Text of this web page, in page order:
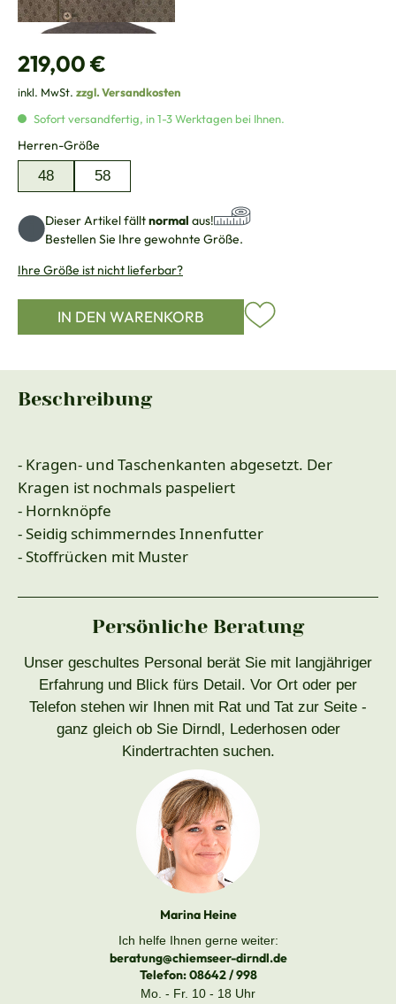
Regulärer Preis:
219,00 €
inkl. MwSt. zzgl. Versandkosten
Sofort versandfertig, in 1-3 Werktagen bei Ihnen.
Herren-Größe
48 58
Dieser Artikel fälltnormal aus!
Bestellen Sie Ihre gewohnte Größe.
Ihre Größe ist nicht lieferbar?
IN DEN WARENKORB
Beschreibung
- Kragen- und Taschenkanten abgesetzt. Der
Kragen ist nochmals paspeliert
- Hornknöpfe
- Seidig schimmerndes Innenfutter
- Stoffrücken mit Muster
Persönliche Beratung
Unser geschultes Personal berät Sie mit langjähriger
Erfahrung und Blick fürs Detail. Vor Ort oder per
Telefon stehen wir Ihnen mit Rat und Tat zur Seite -
ganz gleich ob Sie Dirndl, Lederhosen oder
Kindertrachten suchen.
Marina Heine
Ich helfe Ihnen gerne weiter:
beratung@chiemseer-dirndl.de
Telefon:08642 / 998
Mo. - Fr. 10 - 18 Uhr